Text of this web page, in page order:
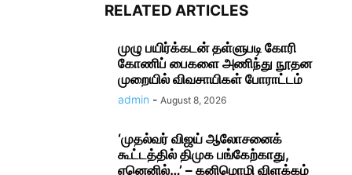
RELATED ARTICLES
முழு பயிர்க்கடன் தள்ளுபடி கோரி
கோணிப் பைகளை அணிந்து நூதன
முறையில் விவசாயிகள் போராட்டம்
admin - August 8, 2026
‘முதல்வர் விஜய் ஆலோசனைக்
கூட்டத்தில் திமுக பங்கேற்காது,
ஏனெனில்…’ – கனிமொழி விளக்கம்